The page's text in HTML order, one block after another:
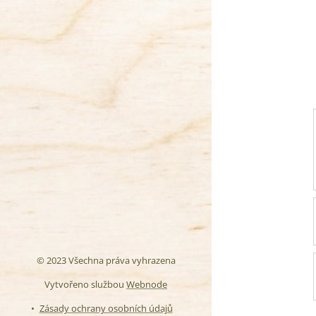
© 2023 Všechna práva vyhrazena
Vytvořeno službou Webnode
Zásady ochrany osobních údajů